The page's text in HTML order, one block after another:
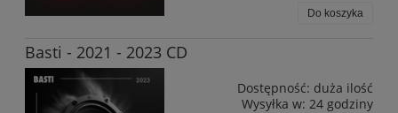
Do koszyka
Basti - 2021 - 2023 CD
Dostępność: duża ilość
Wysyłka w: 24 godziny